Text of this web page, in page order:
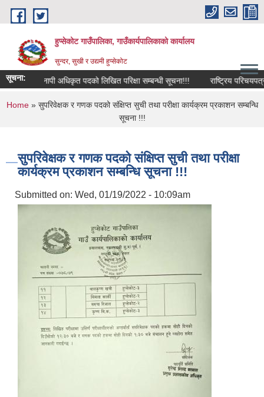
Skip to main content
हुप्सेकोट गाउँपालिका, गाउँकार्यपालिकाको कार्यालय
सुन्दर, सुखी र उद्यमी हुप्सेकोट
सूचना: नापी अधिकृत पदको लिखित परिक्षा सम्बन्धी सूचना!!! राष्‍ट्रिय परिचयपत्र
You are here
Home» सुपरिवेक्षक र गणक पदको संक्षिप्त सुची तथा परीक्षा कार्यक्रम प्रकाशन सम्बन्धि
सूचना !!!
सुपरिवेक्षक र गणक पदको संक्षिप्त सुची तथा परीक्षा
कार्यक्रम प्रकाशन सम्बन्धि सूचना !!!
Submitted on: Wed, 01/19/2022 - 10:09am